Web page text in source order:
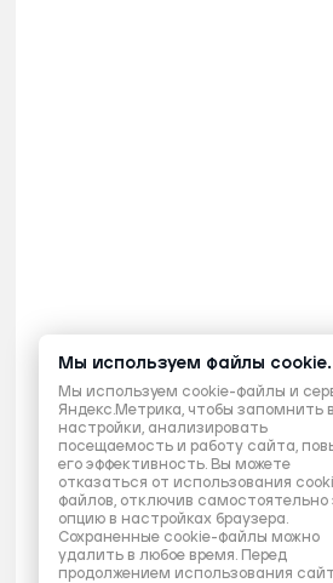
Мы используем файлы cookie.
Мы используем cookie-файлы и
Яндекс.Метрика, чтобы запомнить
настройки, анализировать
посещаемость и работу сайта,
его эффективность. Вы можете
отказаться от использования
файлов, отключив самостоятельно
опцию в настройках браузера.
Сохраненные cookie-файлы можно
удалить в любое время. Перед
продолжением использования